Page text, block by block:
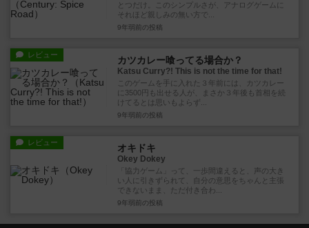
とつだけ。このシンプルさが、アナログゲームに
それほど親しみの無い方で...
9年弱前 の投稿
レビュー カツカレー喰ってる場合か？
Katsu Curry?! This is not the time for that!
このゲームを手に入れた３年前には、カツカレー
に3500円も出せる人が、まさか３年後も首相を続
けてるとは思いもよらず...
9年弱前 の投稿
レビュー オキドキ
Okey Dokey
「協力ゲーム」って、一歩間違えると、声の大き
い人に引きずられて、自分の意思をちゃんと主張
できないまま、ただ付き合わ...
9年弱前 の投稿